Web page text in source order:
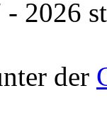
2026
der